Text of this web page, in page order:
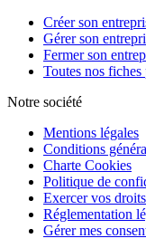
Créer son
Gérer son
Fermer son
Toutes nos fiches
Notre société
Mentions légales
Conditions
Charte Cookies
Politique de
Exercer vos
Réglementation
Gérer mes